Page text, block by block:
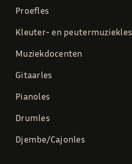
Proefles
Kleuter- en peutermuziekles
Muziekdocenten
Gitaarles
Pianoles
Drumles
Djembe/Cajonles